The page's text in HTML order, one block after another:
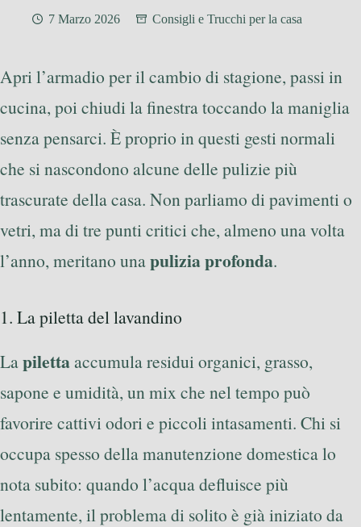
7 Marzo 2026 Consigli e Trucchi per la casa
Apri l’armadio per il cambio di stagione, passi in
cucina, poi chiudi la finestra toccando la maniglia
senza pensarci. È proprio in questi gesti normali
che si nascondono alcune delle pulizie più
trascurate della casa. Non parliamo di pavimenti o
vetri, ma di tre punti critici che, almeno una volta
l’anno, meritano unapulizia profonda.
1. La piletta del lavandino
Lapilettaaccumula residui organici, grasso,
sapone e umidità, un mix che nel tempo può
favorire cattivi odori e piccoli intasamenti. Chi si
occupa spesso della manutenzione domestica lo
nota subito: quando l’acqua defluisce più
lentamente, il problema di solito è già iniziato da